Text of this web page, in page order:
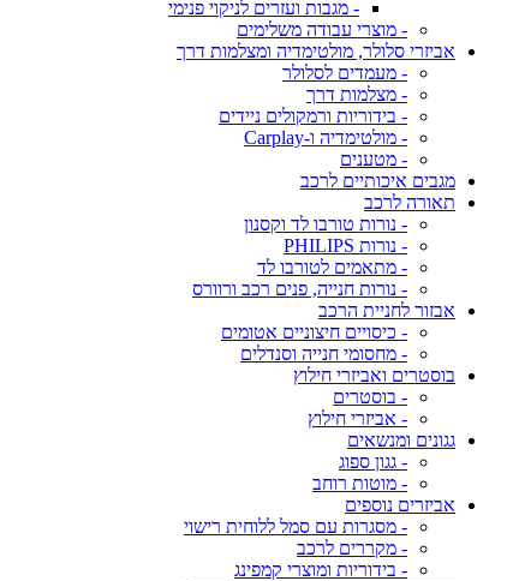
- מגבות ועזרים לניקוי פנימי
- מוצרי עבודה משלימים
אביזרי סלולר, מולטימדיה ומצלמות דרך
- מעמדים לסלולר
- מצלמות דרך
- בידוריות ורמקולים ניידים
- מולטימדיה ו-Carplay
- מטענים
מגבים איכותיים לרכב
תאורה לרכב
- נורות טורבו לד וקסנון
- נורות PHILIPS
- מתאמים לטורבו לד
- נורות חנייה, פנים רכב ורוורס
אבזור לחניית הרכב
- כיסויים חיצוניים אטומים
- מחסומי חנייה וסנדלים
בוסטרים ואביזרי חילוץ
- בוסטרים
- אביזרי חילוץ
גגונים ומנשאים
- גגון ספוג
- מוטות רוחב
אביזרים נוספים
- מסגרות עם סמל ללוחית רישוי
- מקררים לרכב
- בידוריות ומוצרי קמפינג